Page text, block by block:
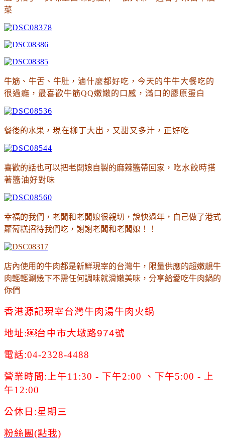
菜
牛筋 、 牛舌 、 牛肚 ，滷什麼都好吃 ，今天的牛牛大餐吃的
很過癮 ，最喜歡牛筋QQ嫩嫩的口感 ，滿口的膠原蛋白
餐後的水果 ，現在柳丁大出 ，又甜又多汁 ，正好吃
喜歡的話也可以把老闆娘自製的麻辣醬帶回家 ，吃水餃時搭
著醬油好對味
幸福的我們，老闆和老闆娘很親切，說快過年，自己做了港式
蘿蔔糕招待我們吃，謝謝老闆和老闆娘！！
店內使用的牛肉都是新鮮現宰的台灣牛，限量供應的超嫩靚牛
肉輕輕涮幾下不需任何調味就滑嫩美味，分享給愛吃牛肉鍋的
你們
香港源記現宰台灣牛肉湯牛肉火鍋
地址:￼台中市大墩路974號
電話:04-2328-4488
營業時間: 上午11:30 - 下午2:00 、下午5:00 - 上
午12:00
公休日:星期三
粉絲團(點我)